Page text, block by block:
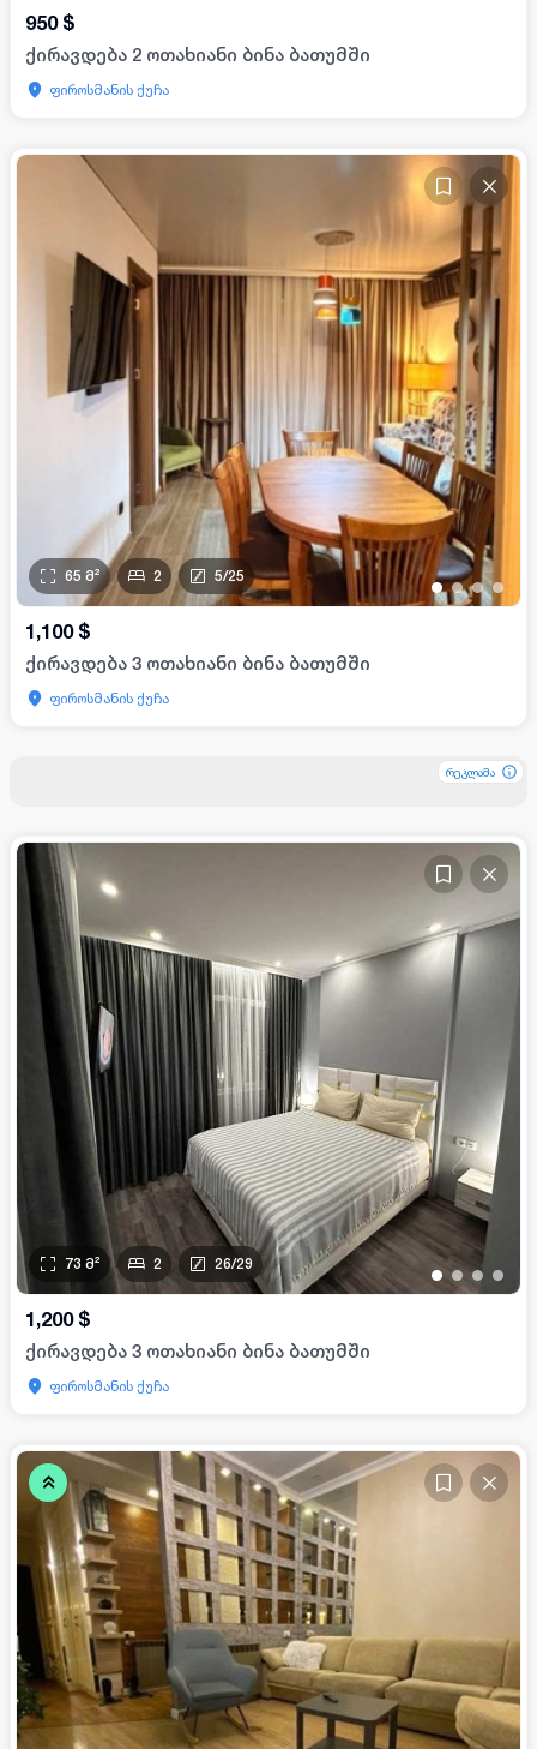
950 $
ქირავდება 2 ოთახიანი ბინა ბათუმში
ფიროსმანის ქუჩა
••••
65 მ² 2 5/25
1,100 $
ქირავდება 3 ოთახიანი ბინა ბათუმში
ფიროსმანის ქუჩა
• •• •
73 მ² 2 26/29
1,200 $
ქირავდება 3 ოთახიანი ბინა ბათუმში
ფიროსმანის ქუჩა
რეკლამა
რეკლამა
რეკლამა